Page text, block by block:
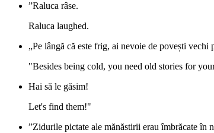
”Raluca râse.
Raluca laughed.
„Pe lângă că este frig, ai nevoie de povești vechi
"Besides being cold, you need old stories for
Hai să le găsim!
Let's find them!"
”Zidurile pictate ale mănăstirii erau îmbrăcate în